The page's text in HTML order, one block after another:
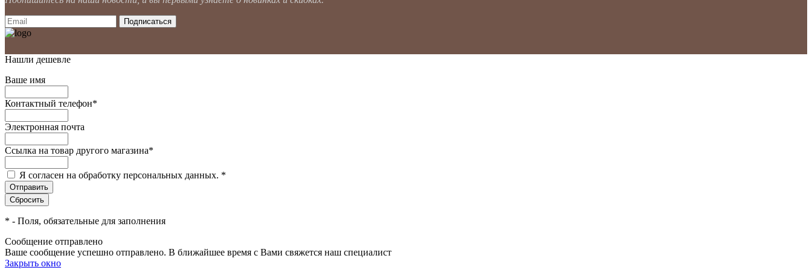
Нашли дешевле
Ваше имя
Контактный телефон*
Электронная почта
Ссылка на товар другого магазина*
Я согласен на обработку персональных данных. *
* - Поля, обязательные для заполнения
Сообщение отправлено
Ваше сообщение успешно отправлено. В ближайшее время с Вами свяжется наш специалист
Закрыть окно